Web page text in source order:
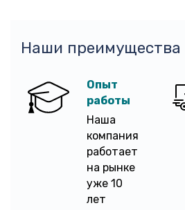
Наши преимущества
Опыт
работы
Наша
компания
работает
на рынке
уже 10
лет